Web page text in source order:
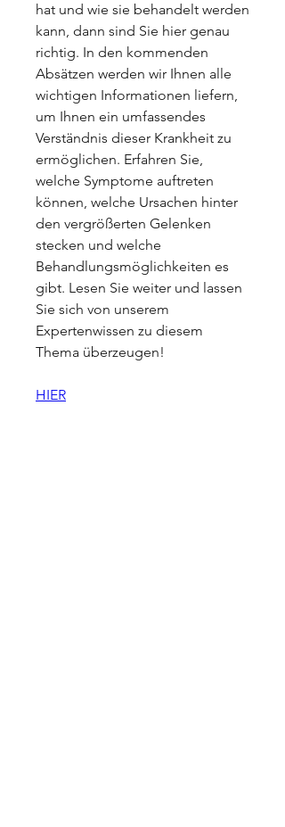
hat und wie sie behandelt werden
kann, dann sind Sie hier genau
richtig. In den kommenden
Absätzen werden wir Ihnen alle
wichtigen Informationen liefern,
um Ihnen ein umfassendes
Verständnis dieser Krankheit zu
ermöglichen. Erfahren Sie,
welche Symptome auftreten
können, welche Ursachen hinter
den vergrößerten Gelenken
stecken und welche
Behandlungsmöglichkeiten es
gibt. Lesen Sie weiter und lassen
Sie sich von unserem
Expertenwissen zu diesem
Thema überzeugen!
HIER